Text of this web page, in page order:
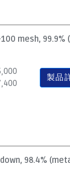
mesh, 99.9%
製品
98.4%